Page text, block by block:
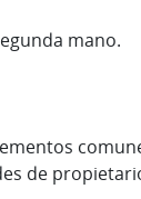
mano.
de